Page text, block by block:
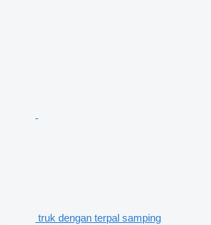
truk dengan terpal samping